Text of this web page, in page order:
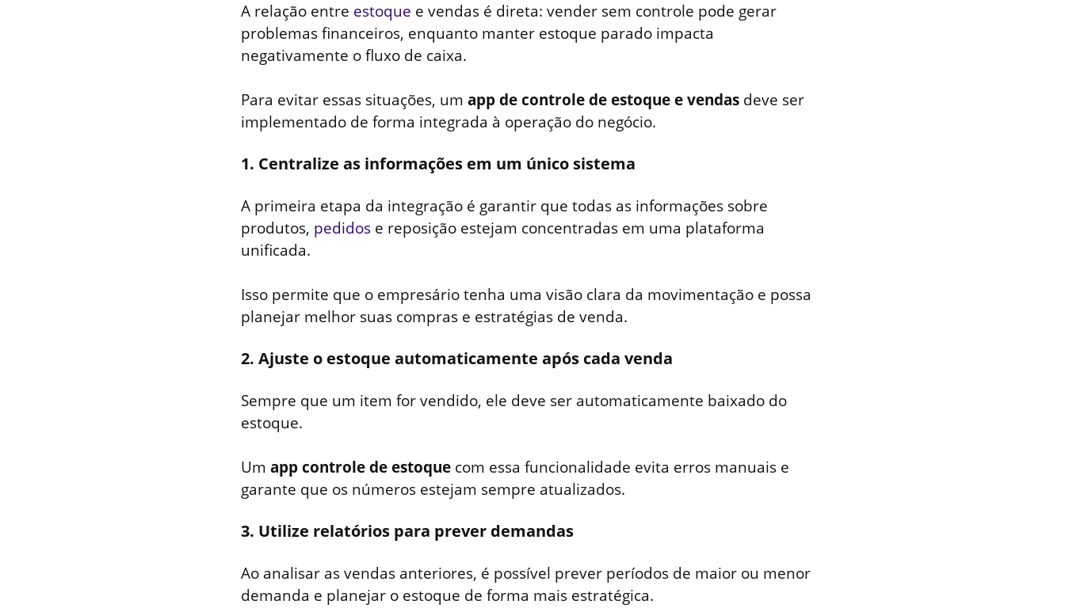
A relação entre estoque e vendas é direta: vender sem controle pode gerar
problemas financeiros, enquanto manter estoque parado impacta
negativamente o fluxo de caixa.
Para evitar essas situações, um app de controle de estoque e vendas deve ser
implementado de forma integrada à operação do negócio.
1. Centralize as informações em um único sistema
A primeira etapa da integração é garantir que todas as informações sobre
produtos, pedidos e reposição estejam concentradas em uma plataforma
unificada.
Isso permite que o empresário tenha uma visão clara da movimentação e possa
planejar melhor suas compras e estratégias de venda.
2. Ajuste o estoque automaticamente após cada venda
Sempre que um item for vendido, ele deve ser automaticamente baixado do
estoque.
Um app controle de estoque com essa funcionalidade evita erros manuais e
garante que os números estejam sempre atualizados.
3. Utilize relatórios para prever demandas
Ao analisar as vendas anteriores, é possível prever períodos de maior ou menor
demanda e planejar o estoque de forma mais estratégica.